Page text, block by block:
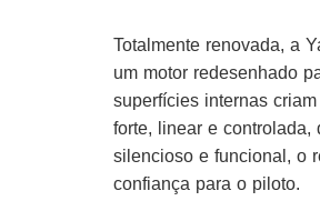
Totalmente renovada, a
um motor redesenhado
superfícies internas
forte, linear e
silencioso e funcional, o
confiança para o piloto.